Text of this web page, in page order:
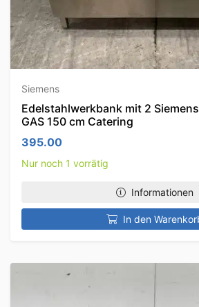
Siemens
Edelstahlwerkbank mit 2
GAS 150 cm Catering
395.00
Nur noch 1 vorrätig
Informationen
In den